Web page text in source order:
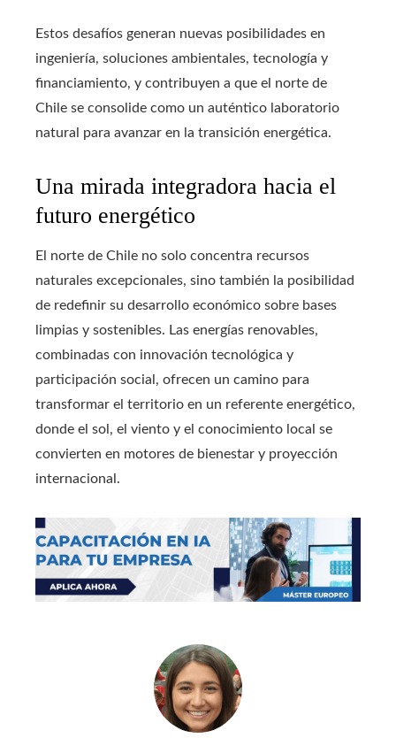
Estos desafíos generan nuevas posibilidades en
ingeniería, soluciones ambientales, tecnología y
financiamiento, y contribuyen a que el norte de
Chile se consolide como un auténtico laboratorio
natural para avanzar en la transición energética.
Una mirada integradora hacia el
futuro energético
El norte de Chile no solo concentra recursos
naturales excepcionales, sino también la posibilidad
de redefinir su desarrollo económico sobre bases
limpias y sostenibles. Las energías renovables,
combinadas con innovación tecnológica y
participación social, ofrecen un camino para
transformar el territorio en un referente energético,
donde el sol, el viento y el conocimiento local se
convierten en motores de bienestar y proyección
internacional.